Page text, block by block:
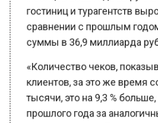
сравнении с прошлым
суммы в 36,9 миллиарда
«Количество чеков,
клиентов, за это же время
тысячи, это на 9,3 %
прошлого года за
цитирует портал Пуртова.